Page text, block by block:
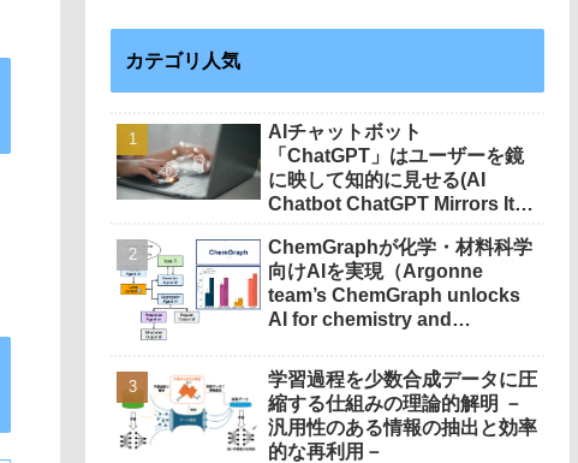
カテゴリ人気
AIチャットボット
「ChatGPT」はユーザーを鏡
に映して知的に見せる(AI
Chatbot ChatGPT Mirrors Its
ChemGraphが化学・材料科学
向けAIを実現（Argonne
team’s ChemGraph unlocks
AI for chemistry and
学習過程を少数合成データに圧
縮する仕組みの理論的解明 －
汎用性のある情報の抽出と効率
的な再利用－